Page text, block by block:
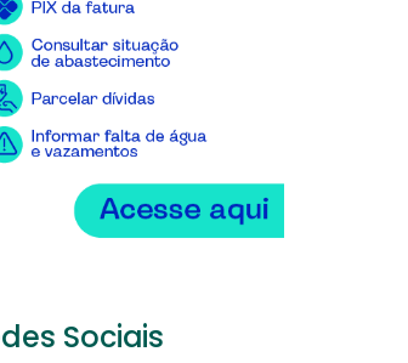
Sociais